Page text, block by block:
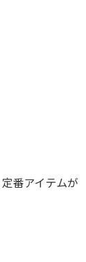
番アイテムが